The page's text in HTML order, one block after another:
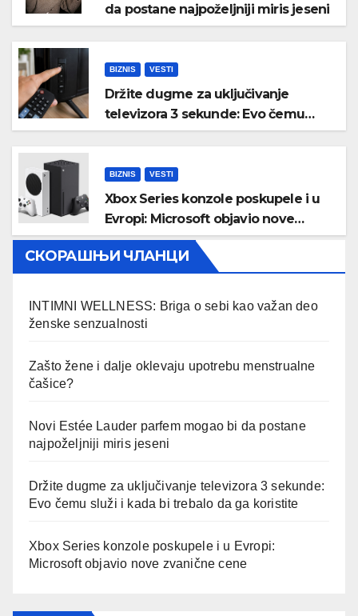
da postane najpoželjniji miris jeseni
BIZNIS VESTI
Držite dugme za uključivanje
televizora 3 sekunde: Evo čemu
služi i kada bi trebalo da ga koristite
BIZNIS VESTI
Xbox Series konzole poskupele i u
Evropi: Microsoft objavio nove
zvanične cene
СКОРАШЊИ ЧЛАНЦИ
INTIMNI WELLNESS: Briga o sebi kao važan deo
ženske senzualnosti
Zašto žene i dalje oklevaju upotrebu menstrualne
čašice?
Novi Estée Lauder parfem mogao bi da postane
najpoželjniji miris jeseni
Držite dugme za uključivanje televizora 3 sekunde:
Evo čemu služi i kada bi trebalo da ga koristite
Xbox Series konzole poskupele i u Evropi:
Microsoft objavio nove zvanične cene